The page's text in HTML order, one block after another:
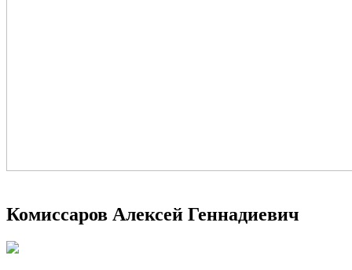
Комиссаров Алексей Геннадиевич